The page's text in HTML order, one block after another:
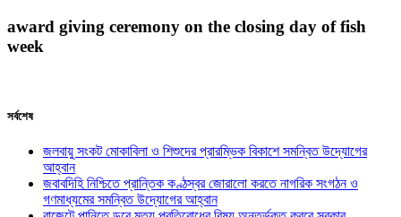
award giving ceremony on the closing day of fish
week
সর্বশেষ
জলবায়ু সংকট মোকাবিলা ও শিশুদের প্রারম্ভিক বিকাশে সমন্বিত উদ্যোগের
আহ্বান
জবাবদিহি নিশ্চিতে প্রান্তিক কণ্ঠস্বর জোরালো করতে নাগরিক সংগঠন ও
গণমাধ্যমের সমন্বিত উদ্যোগের আহ্বান